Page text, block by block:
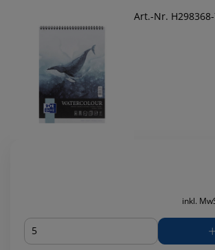
Art.-Nr.
inkl.
Menge